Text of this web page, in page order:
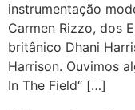
instrumentação
Carmen Rizzo, dos
britânico Dhani
Harrison. Ouvimos
In The Field“ […]